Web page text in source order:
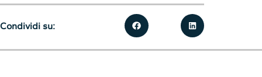
Condividi su: